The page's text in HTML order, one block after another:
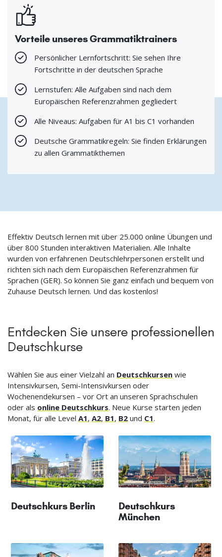
Vorteile unseres Grammatiktrainers
Persönlicher Lernfortschritt: Sie sehen Ihre
Fortschritte in der deutschen Sprache
Lernstufen: Alle Aufgaben sind nach dem
Europäischen Referenzrahmen gegliedert
Alle Niveaus: Aufgaben für A1 bis C1 vorhanden
Deutsche Grammatikregeln: Sie finden Erklärungen
zu allen Grammatikthemen
Effektiv Deutsch lernen mit über 25.000 online Übungen und
über 800 Stunden interaktiven Materialien. Alle Inhalte
wurden von erfahrenen Deutschlehrpersonen erstellt und
richten sich nach dem Europäischen Referenzrahmen für
Sprachen (GER). So können Sie ganz einfach und bequem von
Zuhause Deutsch lernen. Und das kostenlos!
Entdecken Sie unsere professionellen
Deutschkurse
Wählen Sie aus einer Vielzahl an Deutschkursen wie
Intensivkursen, Semi-Intensivkursen oder
Wochenendekursen – vor Ort an unseren Sprachschulen
oder als online Deutschkurs. Neue Kurse starten jeden
Monat, für alle Level A1, A2, B1, B2 und C1.
Deutschkurs Berlin
Deutschkurs
München